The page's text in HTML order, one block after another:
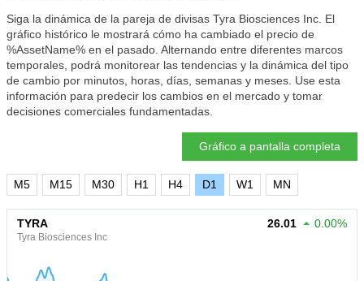
Siga la dinámica de la pareja de divisas Tyra Biosciences Inc. El
gráfico histórico le mostrará cómo ha cambiado el precio de
%AssetName% en el pasado. Alternando entre diferentes marcos
temporales, podrá monitorear las tendencias y la dinámica del tipo
de cambio por minutos, horas, días, semanas y meses. Use esta
información para predecir los cambios en el mercado y tomar
decisiones comerciales fundamentadas.
Gráfico a pantalla completa
M5 M15 M30 H1 H4 D1 W1 MN
TYRA
Tyra Biosciences Inc
26.01 0.00%